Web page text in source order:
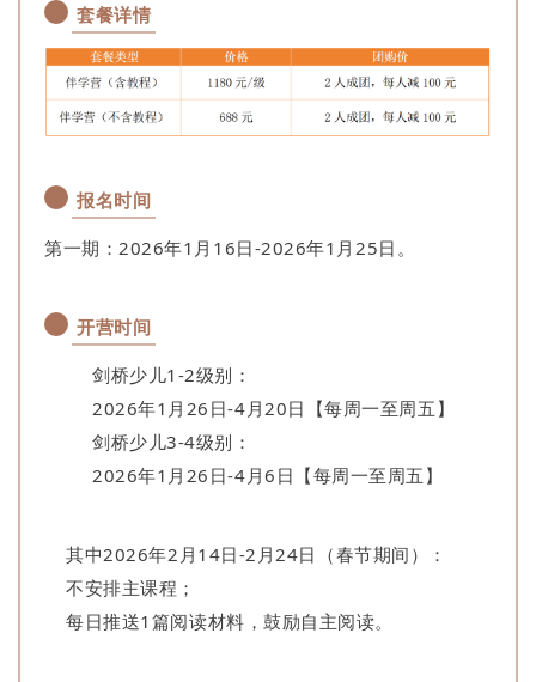
套餐详情
报名时间
第一期：2026年1月16日-2026年1月25日。
开营时间
剑桥少儿1-2级别：
2026年1月26日-4月20日【每周一至周五】
剑桥少儿3-4级别：
2026年1月26日-4月6日【每周一至周五】
其中2026年2月14日-2月24日（春节期间）：
不安排主课程；
每日推送1篇阅读材料，鼓励自主阅读。